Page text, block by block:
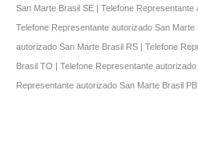
San Marte Brasil SE | Telefone Representante
Telefone Representante autorizado San
autorizado San Marte Brasil RS | Telefone
Brasil TO | Telefone Representante
Representante autorizado San Marte Brasil PB